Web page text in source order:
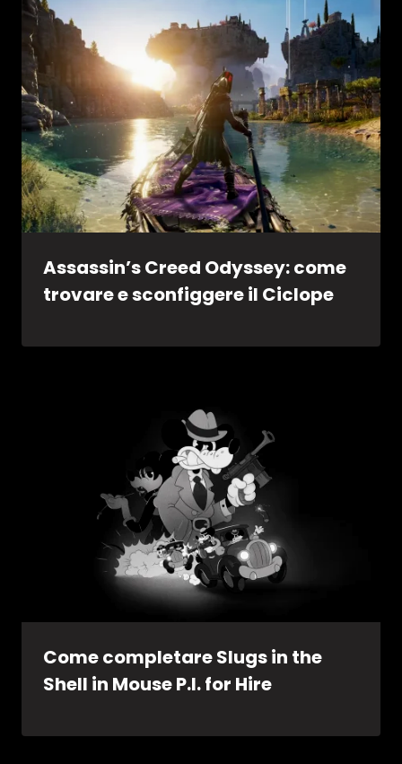
Assassin’s Creed Odyssey: come
trovare e sconfiggere il Ciclope
Come completare Slugs in the
Shell in Mouse P.I. for Hire